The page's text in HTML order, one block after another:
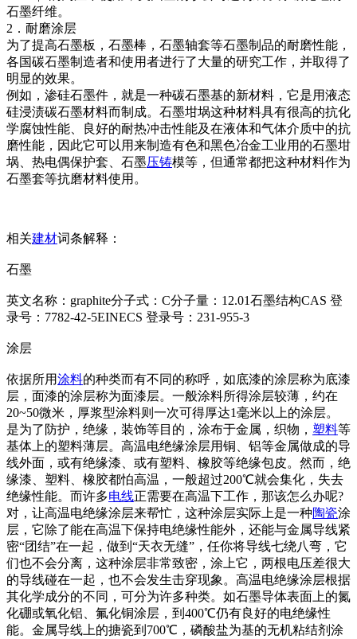
石墨纤维。
2．耐磨涂层
为了提高石墨板，石墨棒，石墨轴套等石墨制品的耐磨性能，
各国碳石墨制造者和使用者进行了大量的研究工作，并取得了
明显的效果。
例如，渗硅石墨件，就是一种碳石墨基的新材料，它是用液态
硅浸渍碳石墨材料而制成。石墨坩埚这种材料具有很高的抗化
学腐蚀性能、良好的耐热冲击性能及在液体和气体介质中的抗
磨性能，因此它可以用来制造有色和黑色冶金工业用的石墨坩
埚、热电偶保护套、石墨压铸模等，但通常都把这种材料作为
石墨套等抗磨材料使用。
相关建材词条解释：
石墨
英文名称：graphite分子式：C分子量：12.01石墨结构CAS 登
录号：7782-42-5EINECS 登录号：231-955-3
涂层
依据所用涂料的种类而有不同的称呼，如底漆的涂层称为底漆
层，面漆的涂层称为面漆层。一般涂料所得涂层较薄，约在
20~50微米，厚浆型涂料则一次可得厚达1毫米以上的涂层。
是为了防护，绝缘，装饰等目的，涂布于金属，织物， 塑料等
基体上的塑料薄层。高温电绝缘涂层用铜、铝等金属做成的导
线外面，或有绝缘漆、或有塑料、橡胶等绝缘包皮。然而，绝
缘漆、塑料、橡胶都怕高温，一般超过200℃就会集化，失去
绝缘性能。而许多电线正需要在高温下工作，那该怎么办呢?
对，让高温电绝缘涂层来帮忙，这种涂层实际上是一种陶瓷涂
层，它除了能在高温下保持电绝缘性能外，还能与金属导线紧
密“团结”在一起，做到“天衣无缝”，任你将导线七绕八弯，它
们也不会分离，这种涂层非常致密，涂上它，两根电压差很大
的导线碰在一起，也不会发生击穿现象。高温电绝缘涂层根据
其化学成分的不同，可分为许多种类。如石墨导体表面上的氮
化硼或氧化铝、氟化铜涂层，到400℃仍有良好的电绝缘性
能。金属导线上的搪瓷到700℃，磷酸盐为基的无机粘结剂涂